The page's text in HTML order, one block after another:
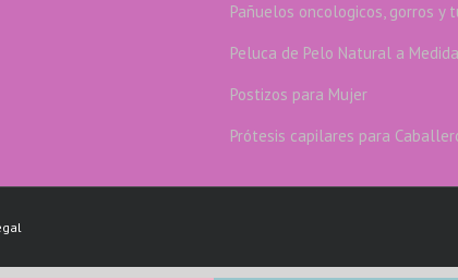
Pañuelos oncologicos, gorros y
Peluca de Pelo Natural a Medida
Postizos para Mujer
Prótesis capilares para